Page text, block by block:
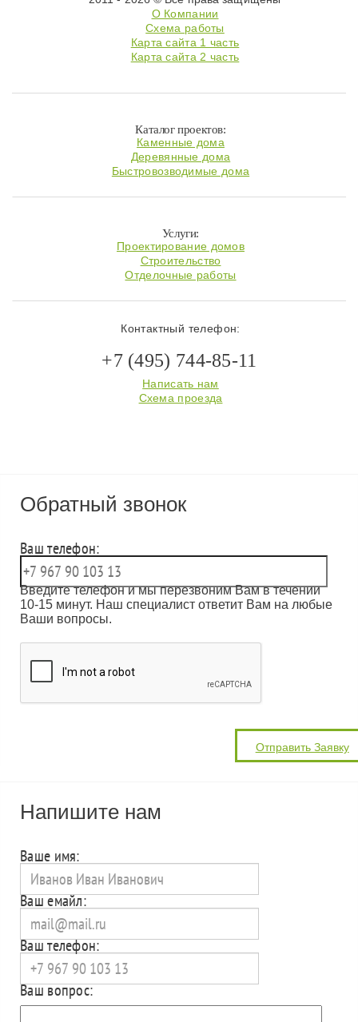
О Компании
Схема работы
Карта сайта 1 часть
Карта сайта 2 часть
Каталог проектов:
Каменные дома
Деревянные дома
Быстровозводимые дома
Услуги:
Проектирование домов
Строительство
Отделочные работы
Контактный телефон:
+7 (495) 744-85-11
Написать нам
Схема проезда
Обратный звонок
Ваш телефон:
Введите телефон и мы перезвоним Вам в течении
10-15 минут. Наш специалист ответит Вам на любые
Ваши вопросы.
Напишите нам
Ваше имя:
Ваш емайл:
Ваш телефон:
Ваш вопрос: